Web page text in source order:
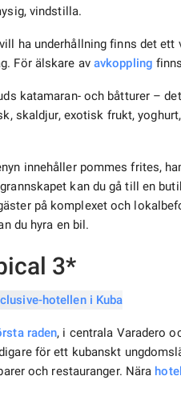
vindstilla.
ha underhållning finns det ett
För älskare av avkoppling
katamaran- och båtturer –
skaldjur, exotisk frukt,
innehåller pommes frites,
kan du gå till en
på komplexet och
du hyra en bil.
3*
raden, i centrala Varadero
för ett kubanskt
och restauranger. Nära